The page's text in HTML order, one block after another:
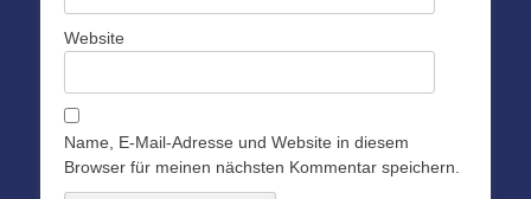
Website
Name, E-Mail-Adresse und Website in diesem
Browser für meinen nächsten Kommentar speichern.